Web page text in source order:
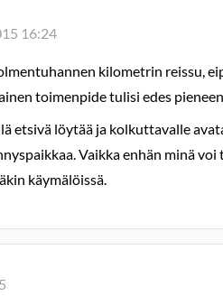
16:24
kilometrin reissu,
toimenpide tulisi edes
etsivä löytää ja kolkuttavalle
Vaikka enhän minä
käymälöissä.